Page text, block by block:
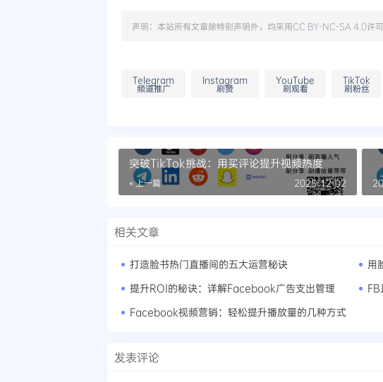
声明：本站所有文章除特别声明外，均采用CC BY-NC-SA 4.0许
Telegram
频道推广
Instagram
刷赞
YouTube
刷观看
TikTok
刷粉丝
突破TikTok挑战：用买评论提升视频热度
« 上一篇 2025-12-02
相关文章
打造脸书热门直播间的五大运营秘诀
用
提升ROI的秘诀：详解Facebook广告支出管理
Facebook视频营销：轻松提升播放量的几种方式
发表评论